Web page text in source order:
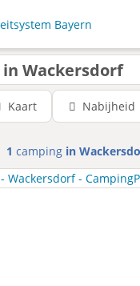
in Wackersdorf
Kaart Nabijheid
1 camping in